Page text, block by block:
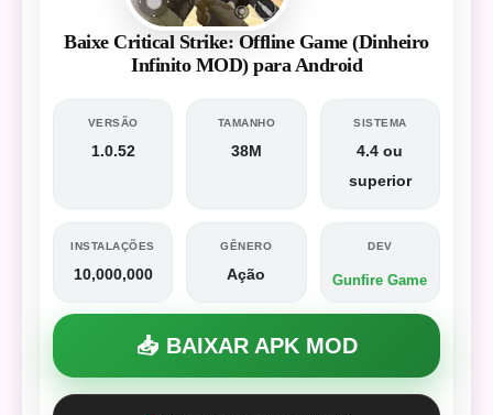
Baixe Critical Strike: Offline Game (Dinheiro
Infinito MOD) para Android
VERSÃO
1.0.52
TAMANHO
38M
SISTEMA
4.4 ou
superior
INSTALAÇÕES
10,000,000
GÊNERO
Ação
DEV
Gunfire Game
📥 BAIXAR APK MOD